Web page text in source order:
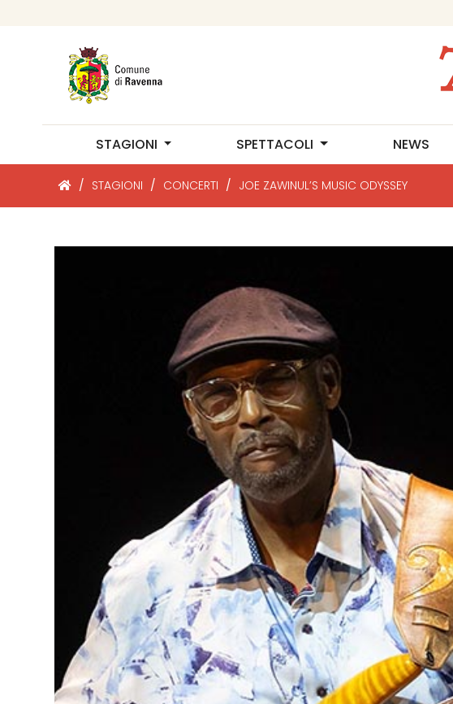
STAGIONI SPETTACOLI NEWS
/ STAGIONI / CONCERTI / JOE ZAWINUL’S MUSIC ODYSSEY